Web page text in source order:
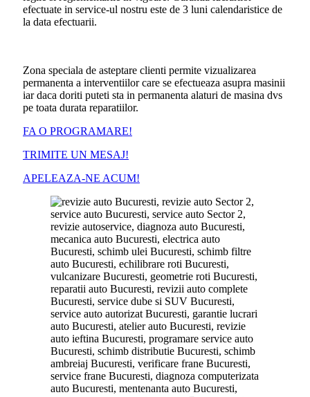
efectuate in service-ul nostru este de 3 luni calendaristice de
la data efectuarii.
Zona speciala de asteptare clienti permite vizualizarea
permanenta a interventiilor care se efectueaza asupra masinii
iar daca doriti puteti sta in permanenta alaturi de masina dvs
pe toata durata reparatiilor.
FA O PROGRAMARE!
TRIMITE UN MESAJ!
APELEAZA-NE ACUM!